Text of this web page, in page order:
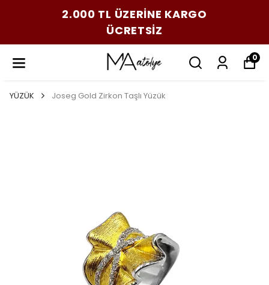
2.000 TL ÜZERİNE KARGO
ÜCRETSİZ
0
YÜZÜK Joseg Gold Zirkon Taşlı Yüzük